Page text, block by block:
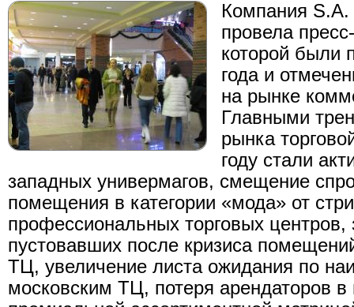
Компания
провела
которой были
года и
на рынке
Главными
рынка
году стали
западных универмагов, смещение
помещения в категории «мода» от
профессиональных торговых центров,
пустовавших после кризиса
ТЦ, увеличение листа ожидания по
московским ТЦ, потеря арендаторов